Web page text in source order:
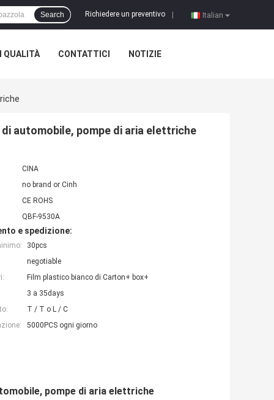
Italian
Richiedere un preventivo
Search
QUALITÀ CONTATTICI NOTIZIE
automobile, pompe di aria elettriche
CINA
no brand or Cinh
CE ROHS
QBF-9530A
e spedizione:
30pcs
negotiable
Film plastico bianco di Carton+ box+
3 a 35days
T / T o L / C
5000PCS ogni giorno
pompe di aria elettriche